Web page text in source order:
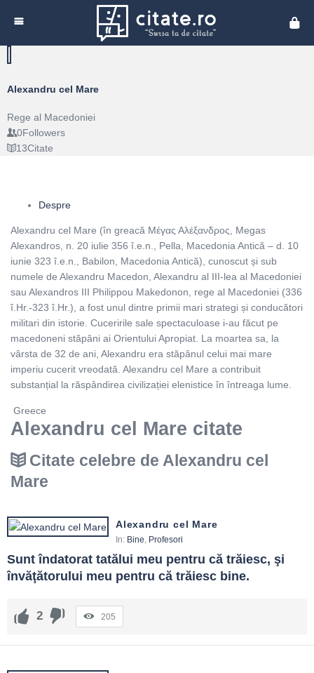
Alexandru cel Mare
Rege al Macedoniei
0Followers
13Citate
Despre
Alexandru cel Mare (în greacă Μέγας Αλέξανδρος, Megas
Alexandros, n. 20 iulie 356 î.e.n., Pella, Macedonia Antică – d. 10
iunie 323 î.e.n., Babilon, Macedonia Antică), cunoscut și sub
numele de Alexandru Macedon, Alexandru al III-lea al Macedoniei
sau Alexandros III Philippou Makedonon, rege al Macedoniei (336
î.Hr.-323 î.Hr.), a fost unul dintre primii mari strategi și conducători
militari din istorie. Cuceririle sale spectaculoase i-au făcut pe
macedoneni stăpâni ai Orientului Apropiat. La moartea sa, la
vârsta de 32 de ani, Alexandru era stăpânul celui mai mare
imperiu cucerit vreodată. Alexandru cel Mare a contribuit
substanțial la răspândirea civilizației elenistice în întreaga lume.
Greece
Alexandru cel Mare citate
Citate celebre de Alexandru cel
Mare
Alexandru cel Mare
In: Bine, Profesori
Sunt îndatorat tatălui meu pentru că trăiesc, şi
învăţătorului meu pentru că trăiesc bine.
2 205